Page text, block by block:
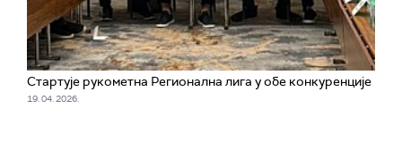
Стартује рукометна Регионална лига у обе конкуренције
19. 04. 2026.